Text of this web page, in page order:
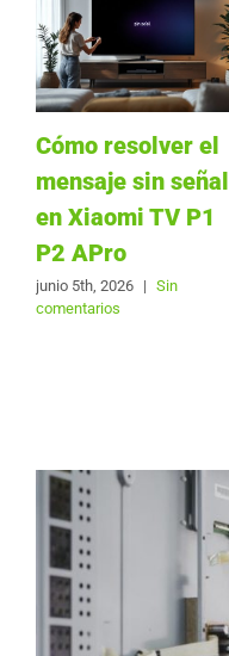
Cómo resolver el
mensaje sin señal
en Xiaomi TV P1
P2 APro
junio 5th, 2026 | Sin
comentarios